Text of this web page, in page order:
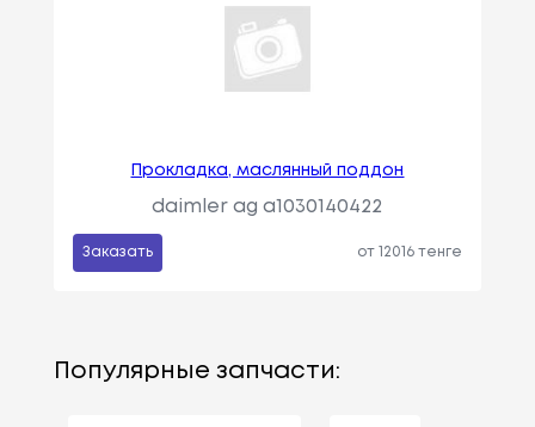
Прокладка, маслянный поддон
daimler ag a1030140422
Заказать от 12016 тенге
Популярные запчасти: